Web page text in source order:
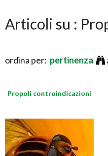
Articoli su :
ordina per: pertinenza
Propoli controindicazioni